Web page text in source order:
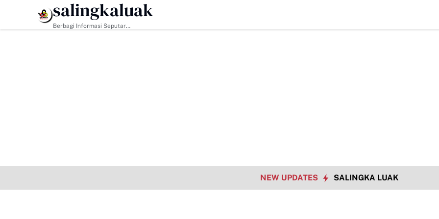
HEADLINE
salingkaluak
Berbagi Informasi Seputar
NEW UPDATES SALINGKA LUAK